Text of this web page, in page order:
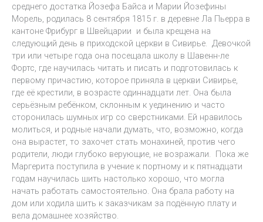
среднего достатка Йозефа Байса и Марии Йозефины
Морель, родилась 8 сентября 1815 г. в деревне Ла Пьерра в
кантоне Фрибург в Швейцарии и была крещена на
следующий день в приходской церкви в Сивирье. Девочкой
три или четыре года она посещала школу в Шавенн-ле
Фортс, где научилась читать и писать и подготовилась к
первому причастию, которое приняла в церкви Сивирье,
где её крестили, в возрасте одиннадцати лет. Она была
серьёзным ребёнком, склонным к уединению и часто
сторонилась шумных игр со сверстниками. Ей нравилось
молиться, и родные начали думать, что, возможно, когда
она вырастет, то захочет стать монахиней, против чего
родители, люди глубоко верующие, не возражали. Пока же
Маргерита поступила в учение к портному и к пятнадцати
годам научилась шить настолько хорошо, что могла
начать работать самостоятельно. Она брала работу на
дом или ходила шить к заказчикам за подённую плату и
вела домашнее хозяйство.